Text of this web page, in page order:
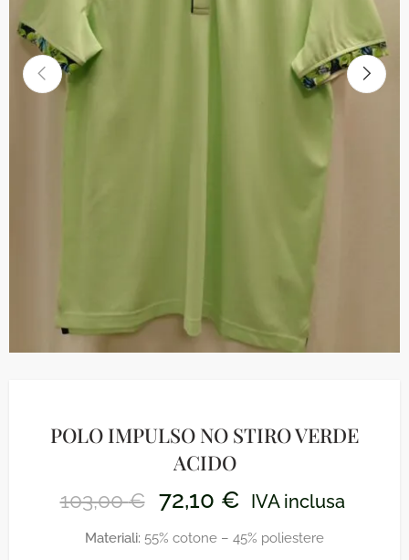
POLO IMPULSO NO STIRO VERDE
ACIDO
103,00€ 72,10 € IVA inclusa
Materiali: 55% cotone – 45% poliestere